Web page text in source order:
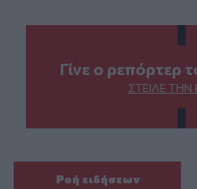
Γίνε ο ρεπόρτερ
ΣΤΕΊΛΕ ΤΗΝ
Ροή ειδήσεων